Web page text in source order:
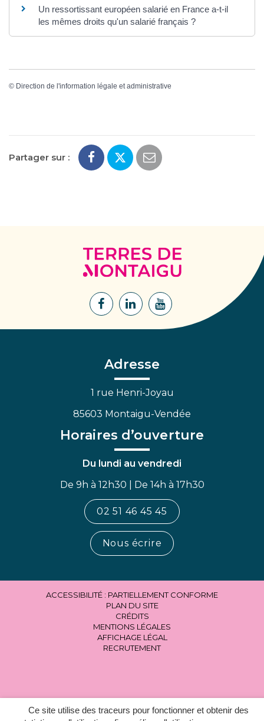
Ce site utilise des traceurs pour fonctionner et obtenir des
Un ressortissant européen salarié en France a-t-il
les mêmes droits qu'un salarié français ?
© Direction de l'information légale et administrative
Partager sur :
Terres
de
Montaigu
Lien
Facebook
Lien
Lien
Adresse
1 rue Henri-Joyau
85603 Montaigu-Vendée
Horaires d’ouverture
Du lundi au vendredi
De 9h à 12h30 | De 14h à 17h30
02 51 46 45 45
Nous écrire
ACCESSIBILITÉ : PARTIELLEMENT CONFORME
PLAN DU SITE
CRÉDITS
MENTIONS LÉGALES
AFFICHAGE LÉGAL
RECRUTEMENT